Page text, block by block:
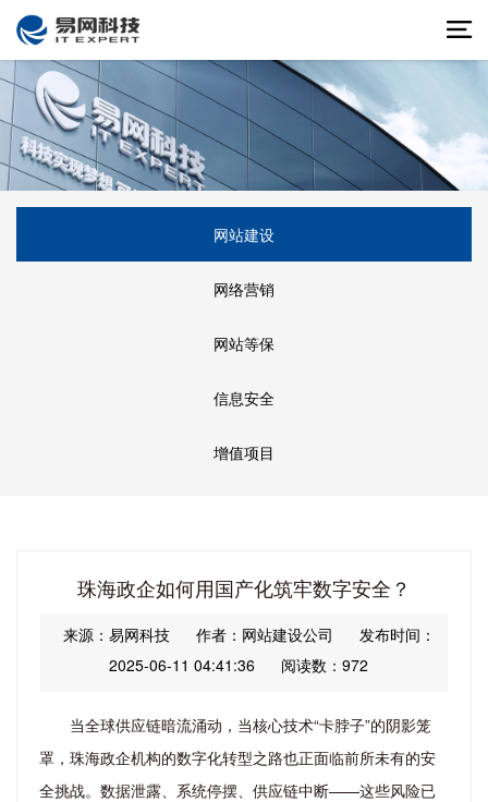
网站建设
网络营销
网站等保
信息安全
增值项目
珠海政企如何用国产化筑牢数字安全？
来源：易网科技 作者：网站建设公司
发布时间：
2025-06-11 04:41:36
阅读数：972
当全球供应链暗流涌动，当核心技术“卡脖子”的阴影笼
罩，珠海政企机构的数字化转型之路也正面临前所未有的安
全挑战。数据泄露、系统停摆、供应链中断——这些风险已